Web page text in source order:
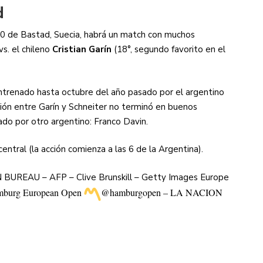
Bastad, Suecia, habrá un match con muchos
el chileno Cristian Garín (18°, segundo favorito en el
hasta octubre del año pasado por el argentino
entre Garín y Schneiter no terminó en buenos
por otro argentino: Franco Davin.
(la acción comienza a las 6 de la Argentina).
– AFP – Clive Brunskill – Getty Images Europe
European Open @hamburgopen – LA NACION